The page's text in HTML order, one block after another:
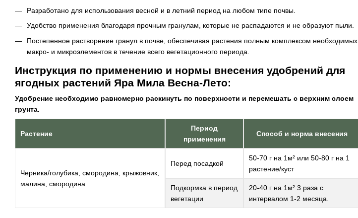
Разработано для использования весной и в летний период на любом типе почвы.
Удобство применения благодаря прочным гранулам, которые не распадаются и не образуют пыли.
Постепенное растворение гранул в почве, обеспечивая растения полным комплексом необходимых
макро- и микроэлементов в течение всего вегетационного периода.
Инструкция по применению и нормы внесения удобрений для
ягодных растений Яра Мила Весна-Лето:
Удобрение необходимо равномерно раскинуть по поверхности и перемешать с верхним слоем
грунта.
Растение
Период
применения
Способ и норма внесения
Черника/голубика, смородина, крыжовник,
малина, смородина
Перед посадкой
50-70 г на 1м² или 50-80 г на 1
растение/куст
Подкормка в период
вегетации
20-40 г на 1м² 3 раза с
интервалом 1-2 месяца.